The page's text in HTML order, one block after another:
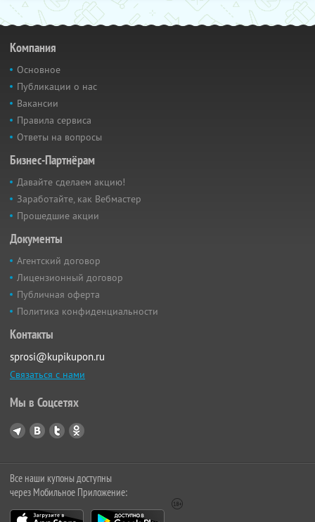
Компания
Основное
Публикации о нас
Вакансии
Правила сервиса
Ответы на вопросы
Бизнес-Партнёрам
Давайте сделаем акцию!
Заработайте, как Вебмастер
Прошедшие акции
Документы
Агентский договор
Лицензионный договор
Публичная оферта
Политика конфиденциальности
Контакты
sprosi@kupikupon.ru
Связаться с нами
Мы в Соцсетях
Все наши купоны доступны
через Мобильное Приложение: